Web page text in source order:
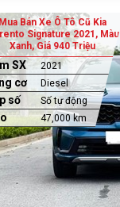
Mua Bán Xe Ô Tô Cũ Kia
Signature 2021, Màu
Xanh, Giá 940 Triệu
SX 2021
cơ Diesel
số Số tự động
47,000 km